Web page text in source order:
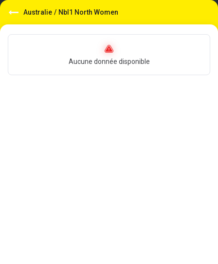
Australie / Nbl1 North Women
Aucune donnée disponible